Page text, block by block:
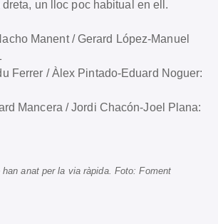
un lloc poc habitual en ell.
Manent / Gerard López-Manuel
Ferrer / Àlex Pintado-Eduard Noguer:
Mancera / Jordi Chacón-Joel Plana:
anat per la via ràpida. Foto: Foment